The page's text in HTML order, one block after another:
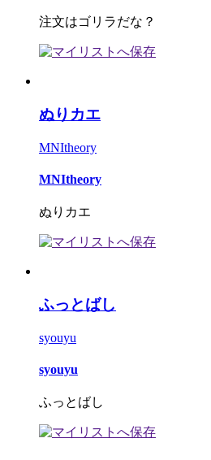
注文はゴリラだな？
ぬりカエ
MNItheory
MNItheory
ぬりカエ
ふっとばし
syouyu
syouyu
ふっとばし